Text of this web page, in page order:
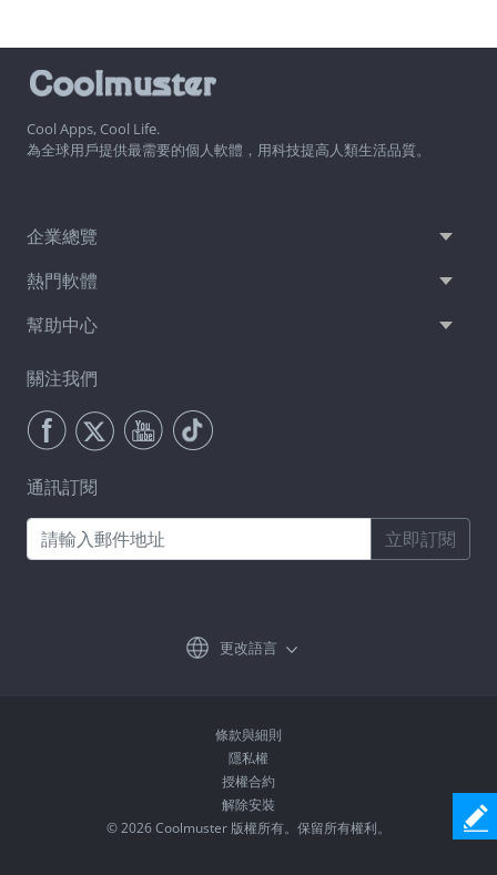
Cool Apps, Cool Life.
為全球用戶提供最需要的個人軟體，用科技提高人類生活品質。
企業總覽
熱門軟體
幫助中心
關注我們
通訊訂閱
立即訂閱
更改語言
條款與細則
隱私權
授權合約
解除安裝
© 2026 Coolmuster 版權所有。保留所有權利。